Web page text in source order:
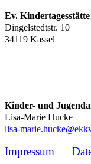
Ev.
Dingelstedtstr. 10
34119 Kassel
Kinder- und
Lisa-Marie Hucke
lisa-
Impressum